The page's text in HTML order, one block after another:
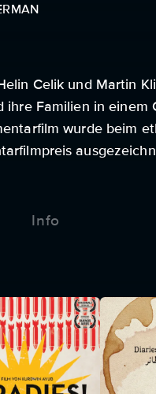
Celik und Martin
ihre Familien in
wurde beim
Info